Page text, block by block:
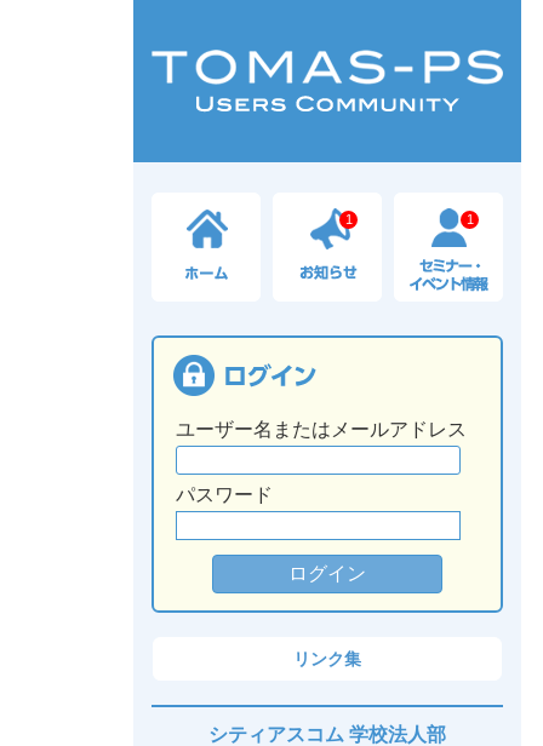
1 1
ユーザー名またはメールアドレス
パスワード
リンク集
シティアスコム 学校法人部